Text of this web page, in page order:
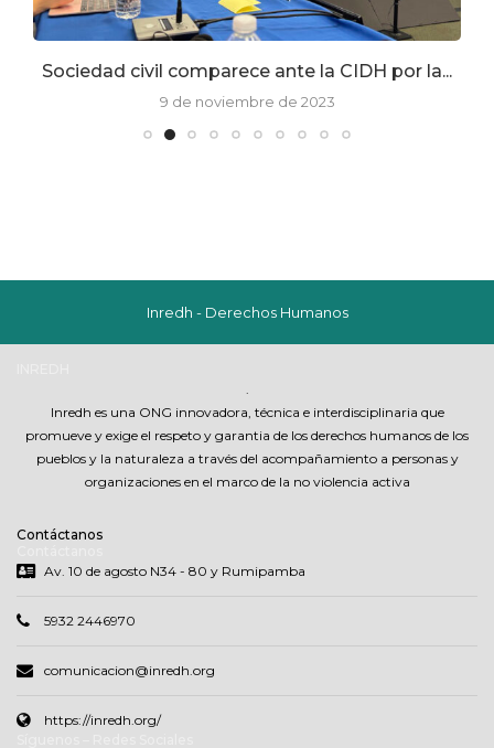
Sociedad civil comparece ante la CIDH por la...
9 de noviembre de 2023
Inredh - Derechos Humanos
Inredh es una ONG innovadora, técnica e interdisciplinaria que
promueve y exige el respeto y garantia de los derechos humanos de los
pueblos y la naturaleza a través del acompañamiento a personas y
organizaciones en el marco de la no violencia activa
Contáctanos
Av. 10 de agosto N34 - 80 y Rumipamba
5932 2446970
comunicacion@inredh.org
https://inredh.org/